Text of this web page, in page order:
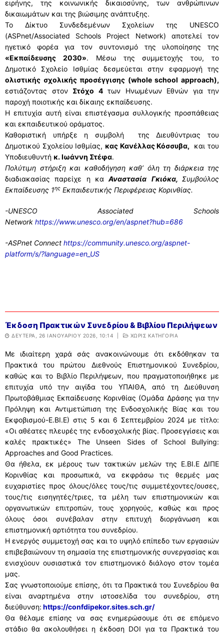
ειρήνης, της κοινωνικής δικαιοσύνης, των ανθρώπινων
δικαιωμάτων και της βιώσιμης ανάπτυξης.
Το Δίκτυο Συνδεδεμένων Σχολείων της UNESCO
(ASPnet/Associated Schools Project Network) αποτελεί τον
ηγετικό φορέα για τον συντονισμό της υλοποίησης της
«Εκπαίδευσης 2030». Μέσω της συμμετοχής του, το
Δημοτικό Σχολείο Ισθμίας δεσμεύεται στην εφαρμογή της
ολιστικής σχολικής προσέγγισης (whole school approach),
εστιάζοντας στον Στόχο 4των Ηνωμένων Εθνών για την
παροχή ποιοτικής και δίκαιης εκπαίδευσης.
Η επιτυχία αυτή είναι επιστέγασμα συλλογικής προσπάθειας
και εκπαιδευτικού οράματος.
Καθοριστική υπήρξε η συμβολή της Διευθύντριας του
Δημοτικού Σχολείου Ισθμίας, κας Κανέλλας Κόσσυβα, και του
Υποδιευθυντή κ. Ιωάννη Στέφα.
Πολύτιμη στήριξη και καθοδήγηση καθ’ όλη τη διάρκεια της
διαδιακασίας παρείχε η καΑναστασία Γκιόκα,Συμβούλος
Εκπαίδευσης 1ης Εκπαιδευτικής Περιφέρειας Κορινθίας.
-UNESCO Associated Schools
Network https://www.unesco.org/en/aspnet?hub=686
-ASPnet Connect https://community.unesco.org/aspnet-
platform/s/?language=en_US
Έκδοση Πρακτικών Συνεδρίου & Βιβλίου Περιλήψεων
ΔΕΥΤΈΡΑ, 26 ΙΑΝΟΥΑΡΊΟΥ 2026, 10:14 ΧΩΡΊΣ ΚΑΤΗΓΟΡΊΑ
Με ιδιαίτερη χαρά σάς ανακοινώνουμε ότι εκδόθηκαν τα
Πρακτικά του πρώτου Διεθνούς Επιστημονικού Συνεδρίου,
καθώς και το Βιβλίο Περιλήψεων, που πραγματοποιήθηκε με
επιτυχία υπό την αιγίδα του ΥΠΑΙΘΑ, από τη Διεύθυνση
Πρωτοβάθμιας Εκπαίδευσης Κορινθίας (Ομάδα Δράσης για την
Πρόληψη και Αντιμετώπιση της Ενδοσχολικής Βίας και του
Εκφοβισμού-Ε.ΒΙ.Ε) στις 5 και 6 Σεπτεμβρίου 2024 με τίτλο:
«Οι αθέατες πλευρές της ενδοσχολικής βίας. Προσεγγίσεις και
καλές πρακτικές» The Unseen Sides of School Bullying:
Approaches and Good Practices.
Θα ήθελα, εκ μέρους των τακτικών μελών της Ε.ΒΙ.Ε ΔΙΠΕ
Κορινθίας και προσωπικά, να εκφράσω τις θερμές μας
ευχαριστίες προς όλους/όλες τους/τις συμμετέχοντες/ουσες,
τους/τις εισηγητές/τριες, τα μέλη των επιστημονικών και
οργανωτικών επιτροπών, τους χορηγούς, καθώς και προς
όλους όσοι συνέβαλαν στην επιτυχή διοργάνωση και
επιστημονική αρτιότητα του συνεδρίου.
Η ενεργός συμμετοχή σας και το υψηλό επίπεδο των εργασιών
επιβεβαιώνουν τη σημασία της επιστημονικής συνεργασίας και
ενισχύουν ουσιαστικά τον επιστημονικό διάλογο στον τομέα
μας.
Σας γνωστοποιούμε επίσης, ότι τα Πρακτικά του Συνεδρίου θα
είναι αναρτημένα στην ιστοσελίδα του συνεδρίου, στη
διεύθυνση: https://confdipekor.sites.sch.gr/
Θα θέλαμε επίσης να σας ενημερώσουμε ότι σε επόμενο
στάδιο θα ακολουθήσει η έκδοση DOI για τα Πρακτικά του